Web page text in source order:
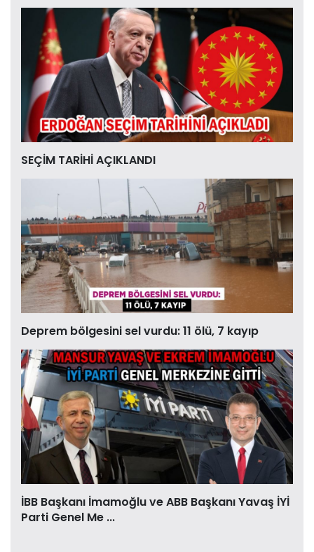
SEÇİM TARİHİ AÇIKLANDI
Deprem bölgesini sel vurdu: 11 ölü, 7 kayıp
İBB Başkanı İmamoğlu ve ABB Başkanı Yavaş İYİ
Parti Genel Me ...